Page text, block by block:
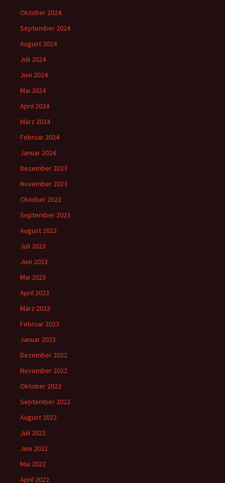
Oktober 2024
September 2024
August 2024
Juli 2024
Juni 2024
Mai 2024
April 2024
März 2024
Februar 2024
Januar 2024
Dezember 2023
November 2023
Oktober 2023
September 2023
August 2023
Juli 2023
Juni 2023
Mai 2023
April 2023
März 2023
Februar 2023
Januar 2023
Dezember 2022
November 2022
Oktober 2022
September 2022
August 2022
Juli 2022
Juni 2022
Mai 2022
April 2022